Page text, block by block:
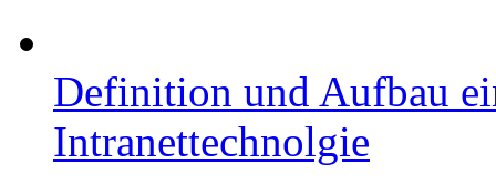
Definition und Aufbau
Intranettechnolgie